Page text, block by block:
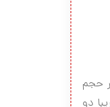
حجم
دو